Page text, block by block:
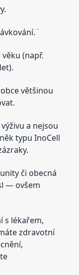
(např.
většinou
a nejsou
typu InoCell
či obecná
— ovšem
s lékařem,
zdravotní